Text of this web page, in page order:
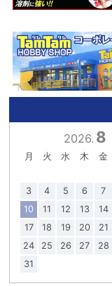
2026. 8
月 火 水 木 金
3
4 5 6 7
10
11 12 13 14
17
18 19 20 21
24
25 26 27 28
31